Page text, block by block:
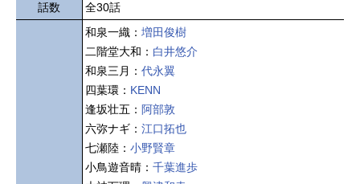
話数
全30話
和泉一織： 増田俊樹
二階堂大和： 白井悠介
和泉三月： 代永翼
四葉環： KENN
逢坂壮五： 阿部敦
六弥ナギ： 江口拓也
七瀬陸： 小野賢章
小鳥遊音晴： 千葉進歩